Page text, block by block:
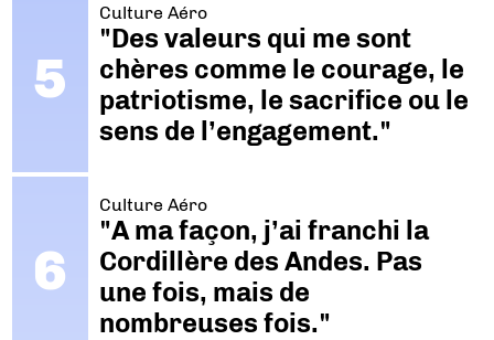
Culture Aéro
"Des valeurs qui me sont
chères comme le courage, le
patriotisme, le sacrifice ou le
sens de l’engagement."
Culture Aéro
"A ma façon, j’ai franchi la
Cordillère des Andes. Pas
une fois, mais de
nombreuses fois."